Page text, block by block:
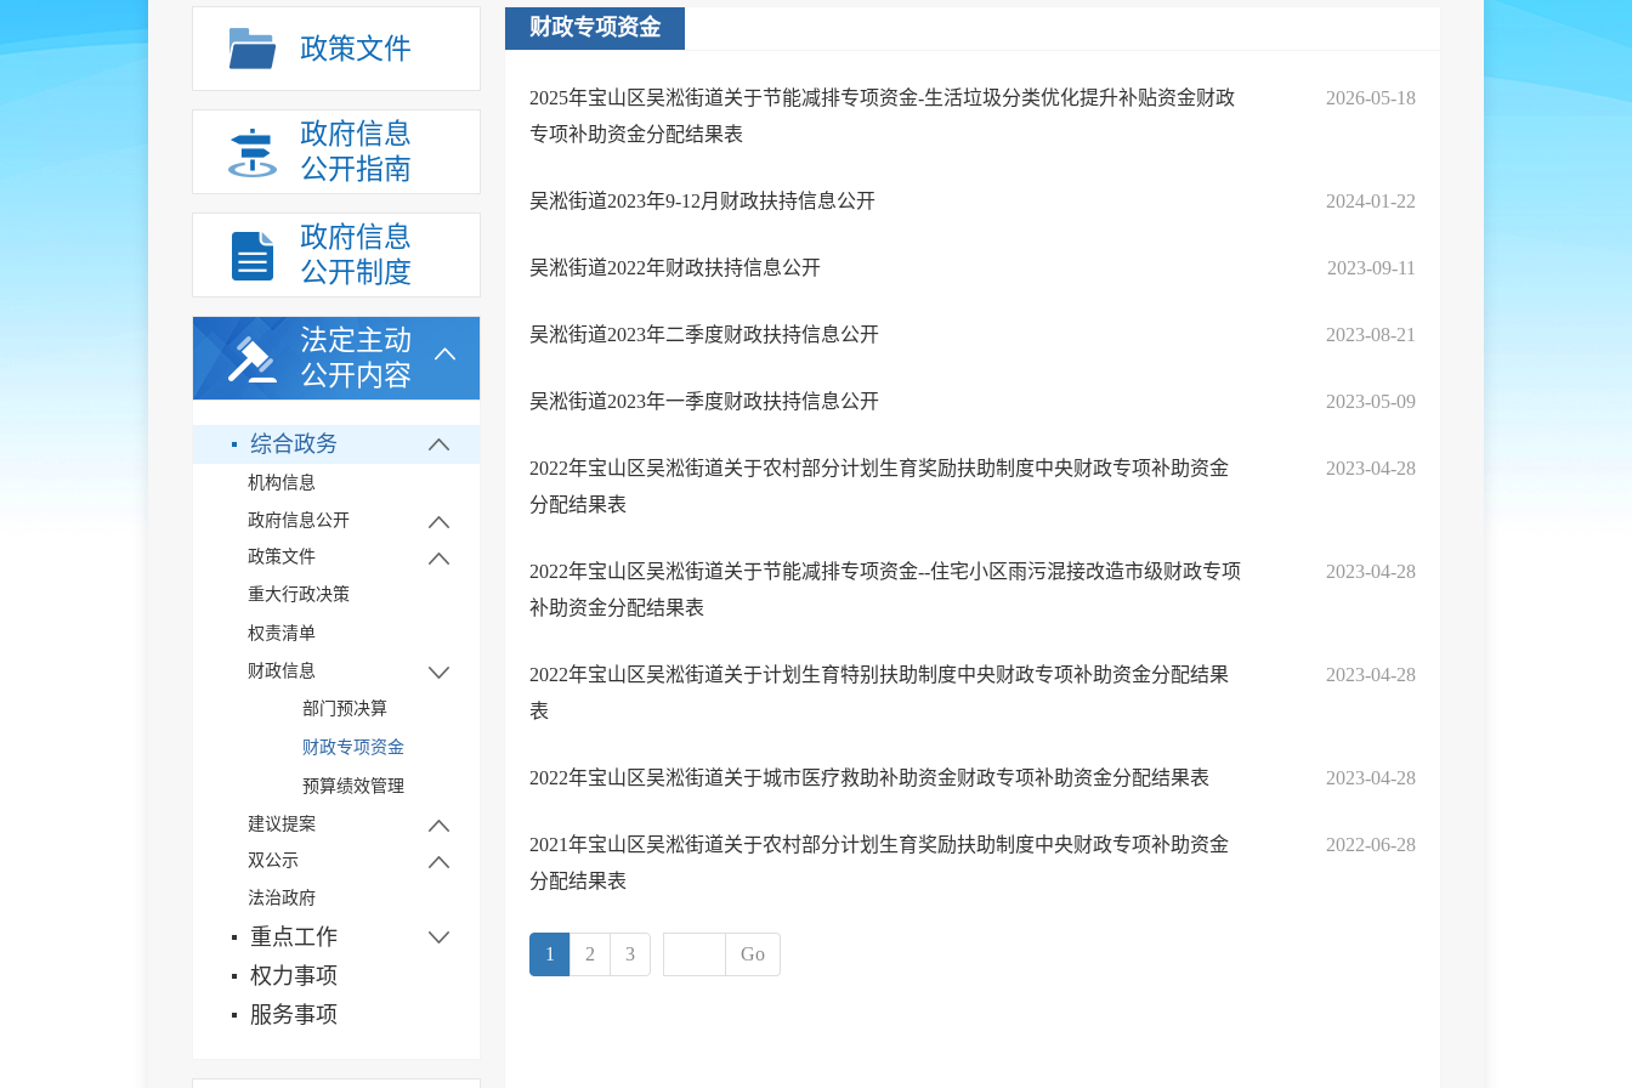
政策文件
政府信息
公开指南
政府信息
公开制度
法定主动
公开内容
综合政务
机构信息
政府信息公开
政府信息公开年报
依申请公开
政策文件
党政混合信息
街镇园区文件
重大行政决策
权责清单
财政信息
部门预决算
财政专项资金
预算绩效管理
建议提案
区级建议结果公开
双公示
行政处罚
法治政府
重点工作
权力事项
服务事项
财政专项资金
2026-05-18
2025年宝山区吴淞街道关于节能减排专项资金-生活垃圾分类优化提升补贴资金财政
专项补助资金分配结果表
2024-01-22
吴淞街道2023年9-12月财政扶持信息公开
2023-09-11
吴淞街道2022年财政扶持信息公开
2023-08-21
吴淞街道2023年二季度财政扶持信息公开
2023-05-09
吴淞街道2023年一季度财政扶持信息公开
2023-04-28
2022年宝山区吴淞街道关于农村部分计划生育奖励扶助制度中央财政专项补助资金
分配结果表
2023-04-28
2022年宝山区吴淞街道关于节能减排专项资金--住宅小区雨污混接改造市级财政专项
补助资金分配结果表
2023-04-28
2022年宝山区吴淞街道关于计划生育特别扶助制度中央财政专项补助资金分配结果
表
2023-04-28
2022年宝山区吴淞街道关于城市医疗救助补助资金财政专项补助资金分配结果表
2022-06-28
2021年宝山区吴淞街道关于农村部分计划生育奖励扶助制度中央财政专项补助资金
分配结果表
1 2 3 Go